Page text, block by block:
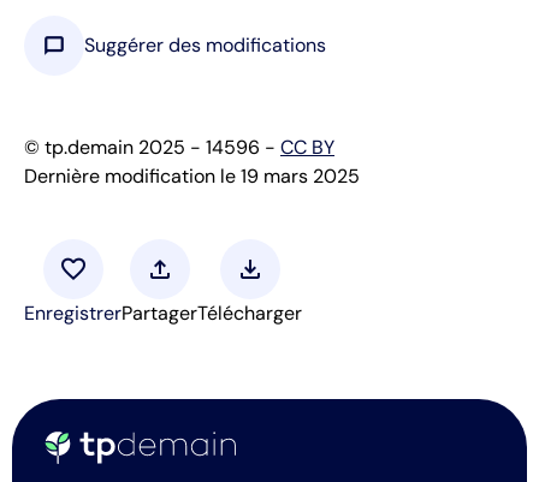
chat_bubble Suggérer des modifications
© tp.demain 2025 - 14596 - CC BY
Dernière modification le 19 mars 2025
favorite
Enregistrer
upload
Partager
download
Télécharger